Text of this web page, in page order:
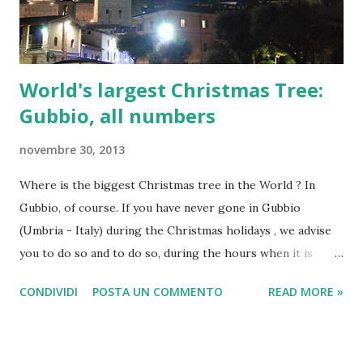
innovativa della tecnologia e la passione che lo circon...
World's largest Christmas Tree:
Gubbio, all numbers
novembre 30, 2013
Where is the biggest Christmas tree in the World ? In
Gubbio, of course. If you have never gone in Gubbio
(Umbria - Italy) during the Christmas holidays , we advise
you to do so and to do so, during the hours when it is
from Italy You can admire one of the most famous shows of
CONDIVIDI POSTA UN COMMENTO READ MORE »